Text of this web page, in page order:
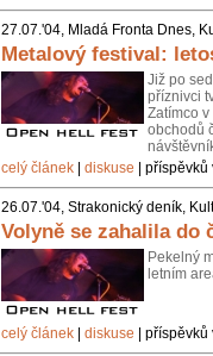
27.07.'04, Mladá Fronta Dnes,
Metalový festival:
Již po
příznivci
Zatímco
obchodů
celý článek
diskuse |
26.07.'04, Strakonický deník,
Volyně se zahalila do
Pekelný
letním
celý článek diskuse |